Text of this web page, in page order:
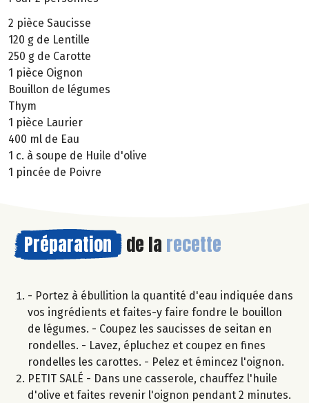
2 pièce Saucisse
120 g de Lentille
250 g de Carotte
1 pièce Oignon
Bouillon de légumes
Thym
1 pièce Laurier
400 ml de Eau
1 c. à soupe de Huile d'olive
1 pincée de Poivre
Préparation de la recette
- Portez à ébullition la quantité d'eau indiquée dans
vos ingrédients et faites-y faire fondre le bouillon
de légumes. - Coupez les saucisses de seitan en
rondelles. - Lavez, épluchez et coupez en fines
rondelles les carottes. - Pelez et émincez l'oignon.
PETIT SALÉ - Dans une casserole, chauffez l'huile
d'olive et faites revenir l'oignon pendant 2 minutes.